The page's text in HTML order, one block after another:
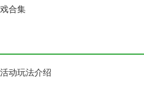
合集
动玩法介绍